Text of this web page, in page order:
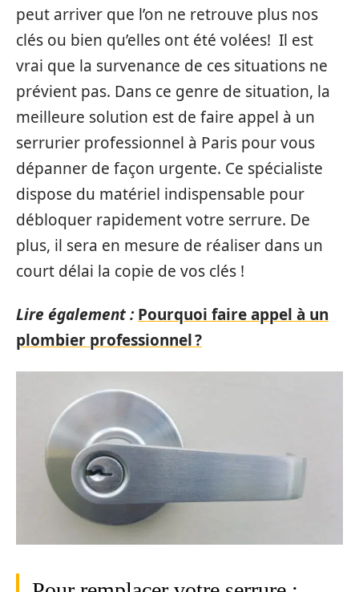
peut arriver que l’on ne retrouve plus nos
clés ou bien qu’elles ont été volées! Il est
vrai que la survenance de ces situations ne
prévient pas. Dans ce genre de situation, la
meilleure solution est de faire appel à un
serrurier professionnel à Paris pour vous
dépanner de façon urgente. Ce spécialiste
dispose du matériel indispensable pour
débloquer rapidement votre serrure. De
plus, il sera en mesure de réaliser dans un
court délai la copie de vos clés !
Lire également : Pourquoi faire appel à un
plombier professionnel ?